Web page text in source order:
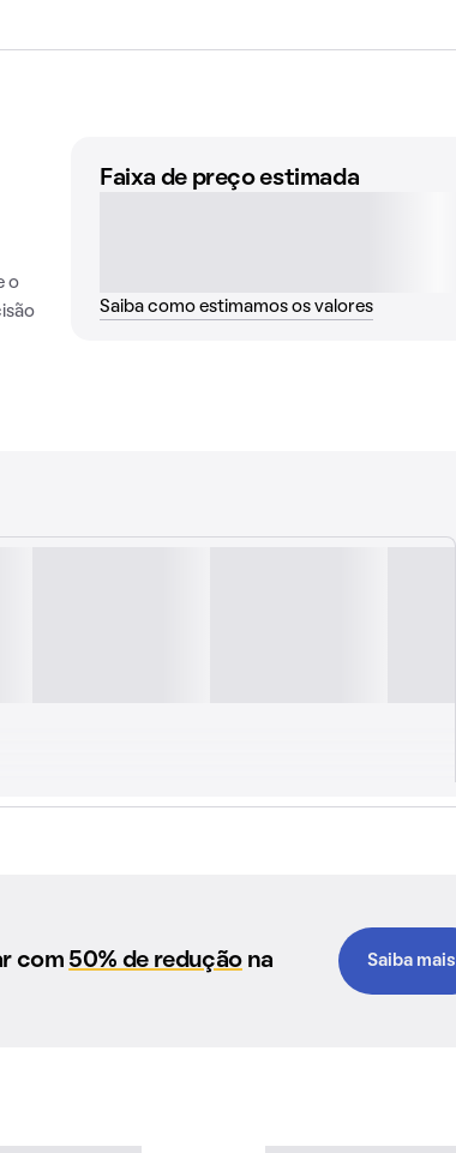
o
Faixa de preço estimada
Saiba como estimamos os valores
com 50% de reduçãona
Saiba mais